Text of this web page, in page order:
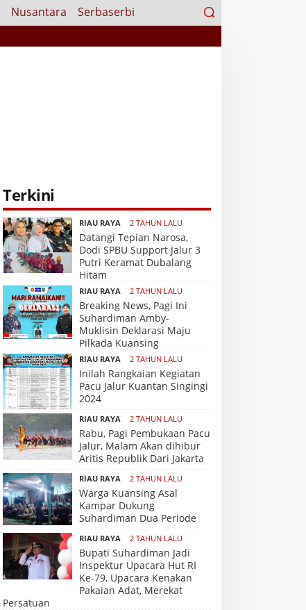
Nusantara Serbaserbi
Search
for:
Terkini
RIAU RAYA 2 TAHUN LALU
Datangi Tepian Narosa,
Dodi SPBU Support Jalur 3
Putri Keramat Dubalang
Hitam
RIAU RAYA 2 TAHUN LALU
Breaking News, Pagi Ini
Suhardiman Amby-
Muklisin Deklarasi Maju
Pilkada Kuansing
RIAU RAYA 2 TAHUN LALU
Inilah Rangkaian Kegiatan
Pacu Jalur Kuantan Singingi
2024
RIAU RAYA 2 TAHUN LALU
Rabu, Pagi Pembukaan Pacu
Jalur, Malam Akan dihibur
Aritis Republik Dari Jakarta
RIAU RAYA 2 TAHUN LALU
Warga Kuansing Asal
Kampar Dukung
Suhardiman Dua Periode
RIAU RAYA 2 TAHUN LALU
Bupati Suhardiman Jadi
Inspektur Upacara Hut RI
Ke-79, Upacara Kenakan
Pakaian Adat, Merekat
Persatuan